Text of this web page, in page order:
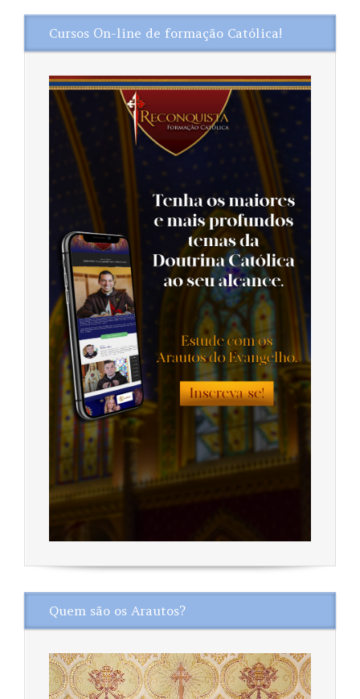
Cursos On-line de formação Católica!
Quem são os Arautos?